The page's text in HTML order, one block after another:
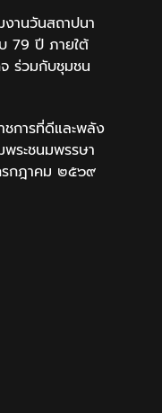
งานวันสถาปนา
79 ปี ภายใต้
ร่วมกับชุมชน
การที่ดีและพลัง
ระชนมพรรษา
รกฎาคม ๒๕๖๙